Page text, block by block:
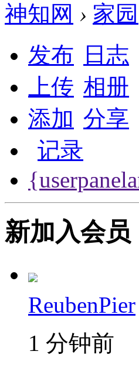
神知网 › 家园
发布
日志
上传 相册
添加 分享
记录
新加入会员
ReubenPier
1 分钟前